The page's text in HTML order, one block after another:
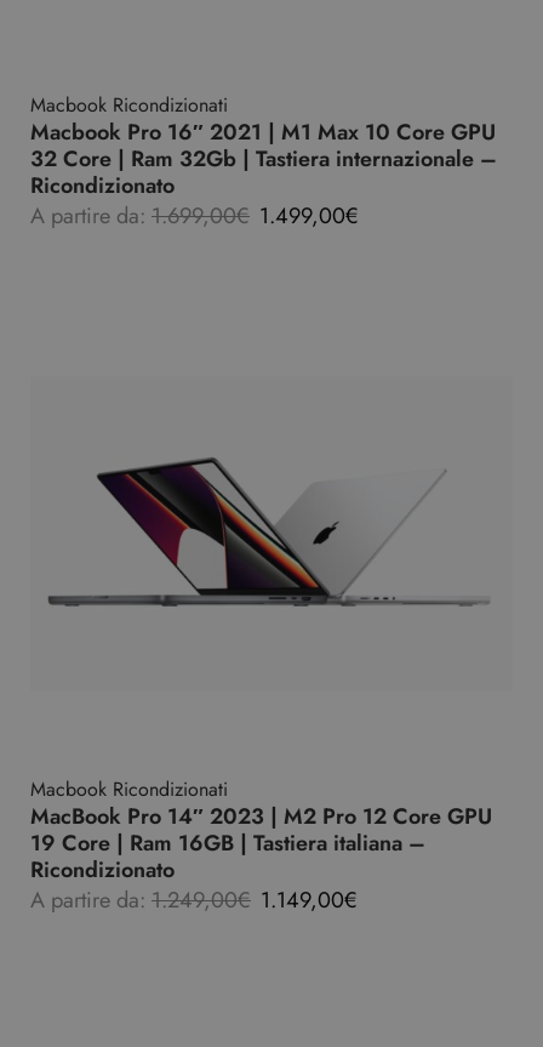
Macbook Ricondizionati
Macbook Pro 16″ 2021 | M1 Max 10 Core GPU
32 Core | Ram 32Gb | Tastiera internazionale –
Ricondizionato
A partire da: 1.699,00€ 1.499,00€
Macbook Ricondizionati
MacBook Pro 14″ 2023 | M2 Pro 12 Core GPU
19 Core | Ram 16GB | Tastiera italiana –
Ricondizionato
A partire da: 1.249,00€ 1.149,00€